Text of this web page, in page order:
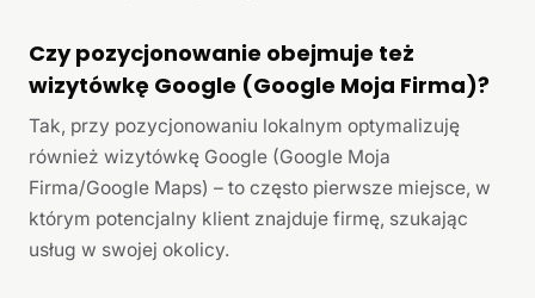
Czy pozycjonowanie obejmuje też
wizytówkę Google (Google Moja Firma)?
Tak, przy pozycjonowaniu lokalnym optymalizuję
również wizytówkę Google (Google Moja
Firma/Google Maps) – to często pierwsze miejsce, w
którym potencjalny klient znajduje firmę, szukając
usług w swojej okolicy.